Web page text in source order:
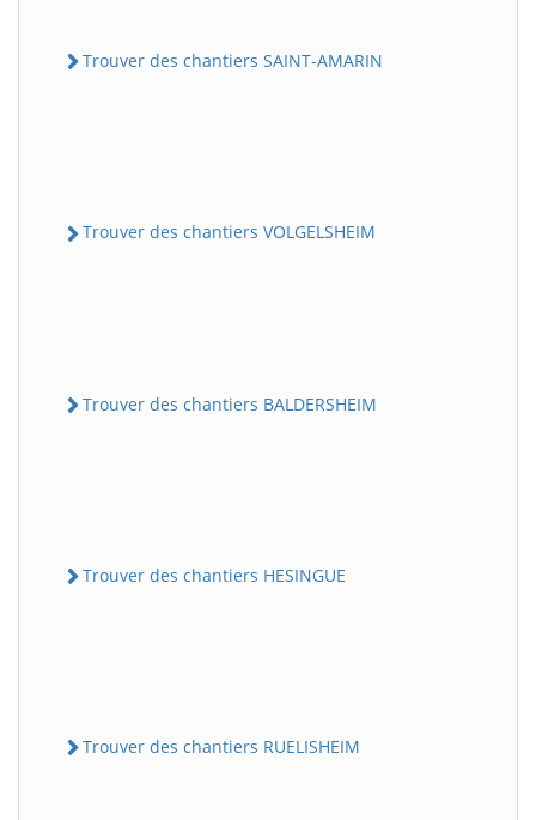
Trouver des chantiers SAINT-AMARIN
Trouver des chantiers VOLGELSHEIM
Trouver des chantiers BALDERSHEIM
Trouver des chantiers HESINGUE
Trouver des chantiers RUELISHEIM